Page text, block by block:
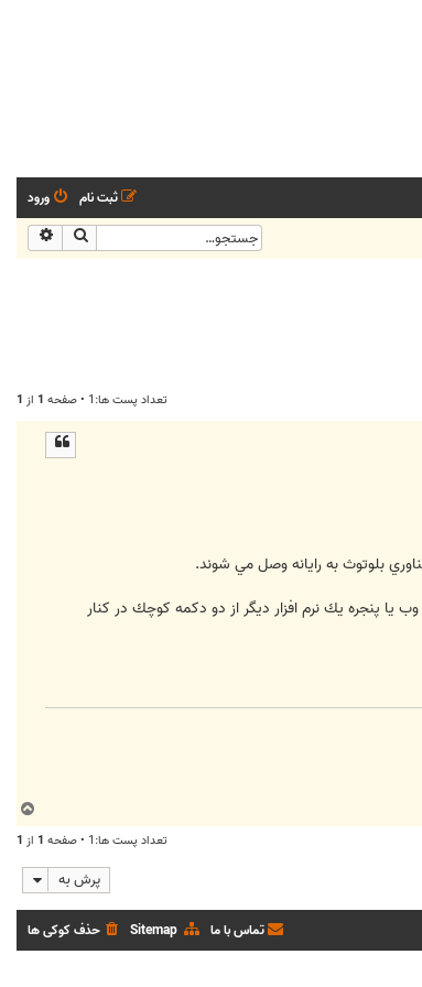
ورود
ثبت نام
جستجو
تعداد پست ها:1 • صفحه 1 از 1
يا پنجره يك نرم افزار ديگر از دو دكمه كوچك در كنار
ا
تعداد پست ها:1 • صفحه 1 از 1
پرش به
حذف کوکی ها Sitemap تماس با ما